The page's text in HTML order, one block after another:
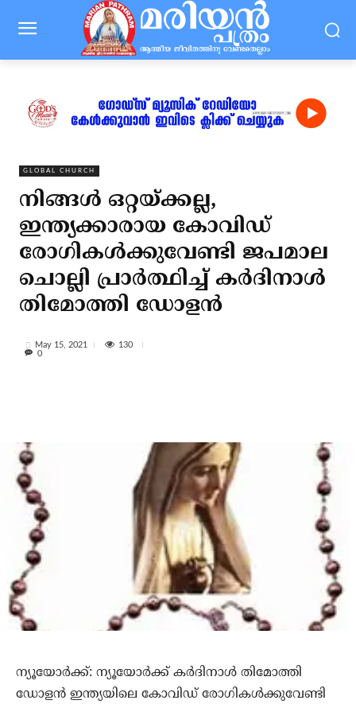
GLOBAL CHURCH
നിങ്ങള്‍ ഒറ്റയ്ക്കല്ല,
ഇന്ത്യക്കാരായ കോവിഡ്
രോഗികള്‍ക്കുവേണ്ടി ജപമാല
ചൊല്ലി പ്രാര്‍ത്ഥിച്ച് കര്‍ദിനാള്‍
തിമോത്തി ഡോളന്‍
May 15, 2021
130
0
ന്യൂയോര്‍ക്ക്: ന്യൂയോര്‍ക്ക് കര്‍ദിനാള്‍ തിമോത്തി
ഡോളന്‍ ഇന്ത്യയിലെ കോവിഡ് രോഗികള്‍ക്കുവേണ്ടി